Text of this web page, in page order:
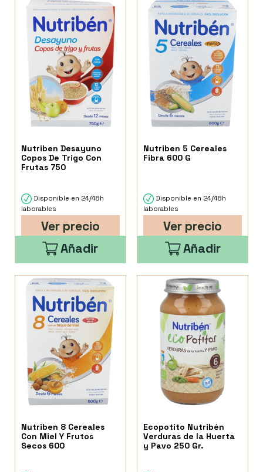
Nutriben Desayuno
Copos De Trigo Con
Frutas 750
Disponible en 24/48h
laborables
Ver precio
Añadir
Nutriben 5 Cereales
Fibra 600 G
Disponible en 24/48h
laborables
Ver precio
Añadir
Nutriben 8 Cereales
Con Miel Y Frutos
Secos 600
Ecopotito Nutribén
Verduras de la Huerta
y Pavo 250 Gr.